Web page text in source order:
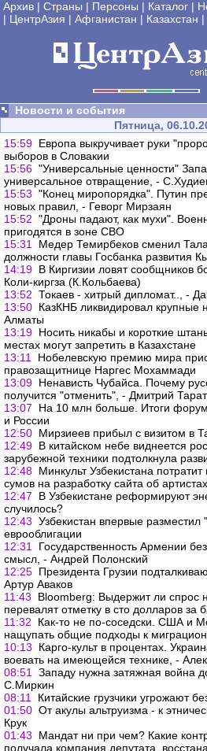
Архив | Страны | Персоны | Каталог |
| ЦентрАзия | Афганистан | Казахстан |
Новости и события
Пятница,
15:59 Европа выкручивает руки
выборов в Словакии
15:56 "Универсальные ценности"
универсальное отвращение, -
15:53 "Конец миропорядка". Путин
новых правил, - Геворг Мирзаян
15:52 "Дроны падают, как мухи".
пригодятся в зоне СВО
15:31
Медер Темирбеков сменил
должности главы Госбанка развития
14:19 В Киргизии ловят сообщников
Коли-киргза (К.Кольбаева)
13:52 Токаев - хитрый дипломат.., -
13:50 КазКНБ ликвидировал крупные
Алматы
13:19 Носить никабы и короткие
местах могут запретить в Казахстане
13:11
Нобелевскую премию мира
правозащитнице Наргес Мохаммади
13:09 Ненависть Чубайса. Почему
получится "отменить", - Дмитрий
13:07
На 10 млн больше. Итоги
и России
12:50 Мирзиеев прибыл с визитом в
12:49 В китайском небе виднеется
зарубежной техники подтолкнула
12:48 Минкульт Узбекистана
сумов на разработку сайта об
12:47
В Узбекистане реформируют
случилось?
12:43 Узбекистан впервые разместил
еврооблигации
12:31
Государственность Армении
смысл, - Андрей Полонский
12:25 Президента Грузии
Артур Аваков
11:43
Bloomberg: Выдержит ли спрос
перевалят отметку в сто долларов за
11:32
Как-то не по-соседски. США и
нащупать общие подходы к
10:13
Карго-культ в процентах.
воевать на имеющейся технике, -
08:51
Западу нужна затяжная война
С.Миркин
08:11
Китайские грузчики угрожают
01:50 От акулы альтруизма - к
Крук
01:43
Мандат ни при чем? Какие
получала компания депутата,